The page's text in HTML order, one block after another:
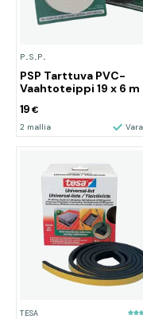
P.S.P.
PSP Tarttuva PVC-
Vaahtoteippi 19 x 6 m
19€
2 mallia
TESA